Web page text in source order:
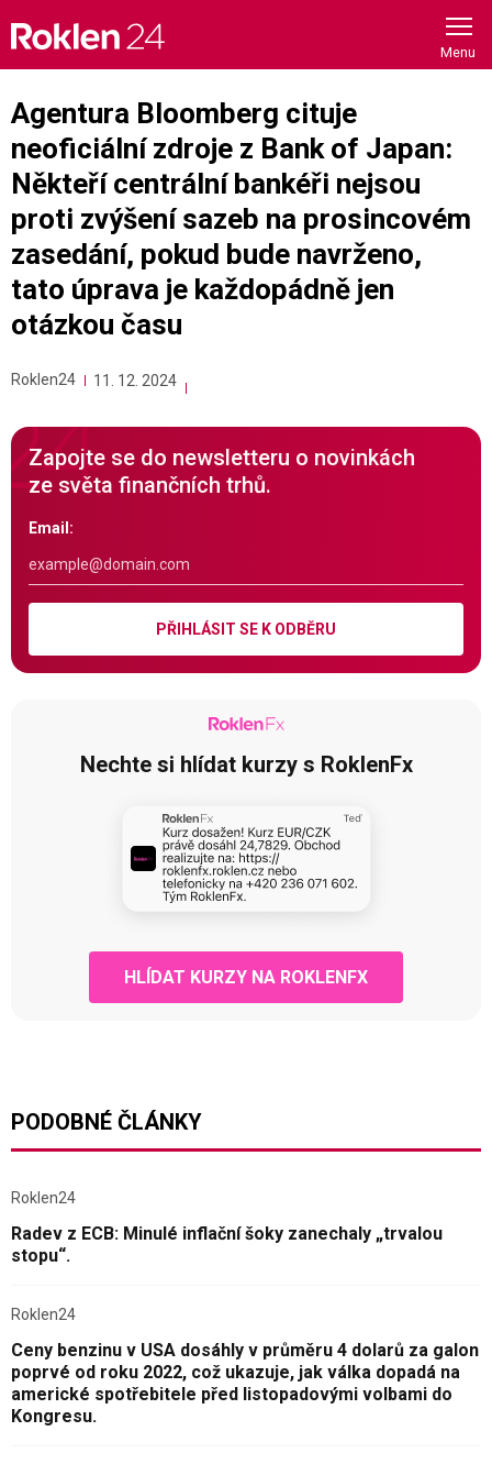
content
Agentura Bloomberg cituje
neoficiální zdroje z Bank of Japan:
Někteří centrální bankéři nejsou
proti zvýšení sazeb na prosincovém
zasedání, pokud bude navrženo,
tato úprava je každopádně jen
otázkou času
Roklen24 11. 12. 2024
Zapojte se do newsletteru o novinkách
ze světa finančních trhů.
Email:
PŘIHLÁSIT SE K ODBĚRU
Nechte si hlídat kurzy s RoklenFx
HLÍDAT KURZY NA ROKLENFX
PODOBNÉ ČLÁNKY
Roklen24
Radev z ECB: Minulé inflační šoky zanechaly „trvalou
stopu“.
Roklen24
Ceny benzinu v USA dosáhly v průměru 4 dolarů za galon
poprvé od roku 2022, což ukazuje, jak válka dopadá na
americké spotřebitele před listopadovými volbami do
Kongresu.